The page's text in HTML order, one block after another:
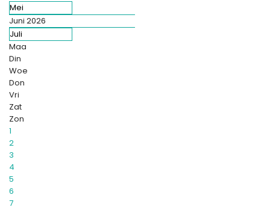
Mei
Juni 2026
Juli
Maa
Din
Woe
Don
Vri
Zat
Zon
1
2
3
4
5
6
7